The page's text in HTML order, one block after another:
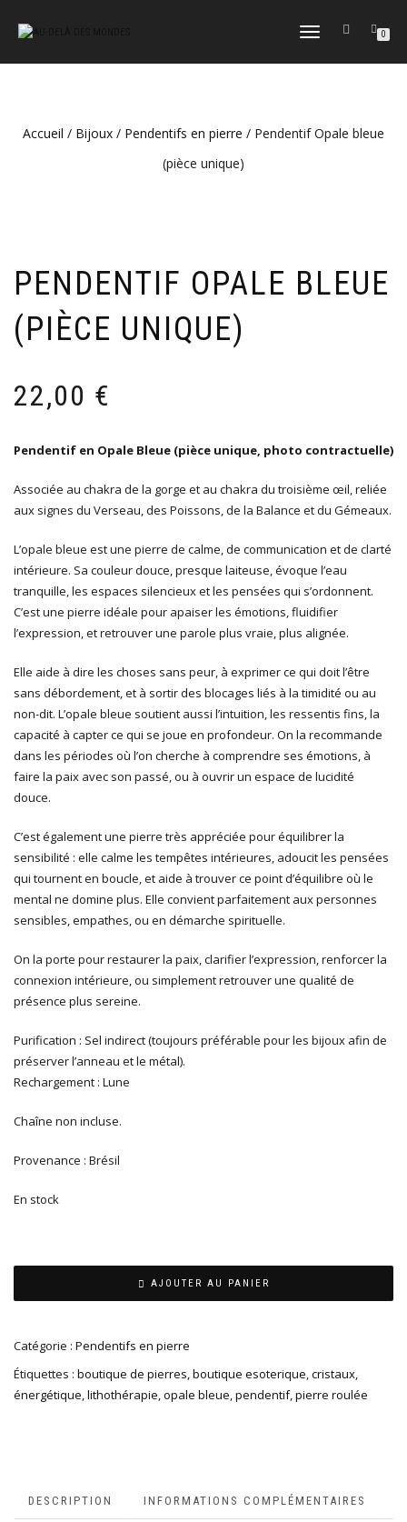
DÉPLIER
NAVIGATION
0
Accueil / Bijoux / Pendentifs en pierre / Pendentif Opale bleue
(pièce unique)
PENDENTIF OPALE BLEUE
(PIÈCE UNIQUE)
22,00 €
Pendentif en Opale Bleue (pièce unique, photo contractuelle)
Associée au chakra de la gorge et au chakra du troisième œil, reliée
aux signes du Verseau, des Poissons, de la Balance et du Gémeaux.
L’opale bleue est une pierre de calme, de communication et de clarté
intérieure. Sa couleur douce, presque laiteuse, évoque l’eau
tranquille, les espaces silencieux et les pensées qui s’ordonnent.
C’est une pierre idéale pour apaiser les émotions, fluidifier
l’expression, et retrouver une parole plus vraie, plus alignée.
Elle aide à dire les choses sans peur, à exprimer ce qui doit l’être
sans débordement, et à sortir des blocages liés à la timidité ou au
non-dit. L’opale bleue soutient aussi l’intuition, les ressentis fins, la
capacité à capter ce qui se joue en profondeur. On la recommande
dans les périodes où l’on cherche à comprendre ses émotions, à
faire la paix avec son passé, ou à ouvrir un espace de lucidité
douce.
C’est également une pierre très appréciée pour équilibrer la
sensibilité : elle calme les tempêtes intérieures, adoucit les pensées
qui tournent en boucle, et aide à trouver ce point d’équilibre où le
mental ne domine plus. Elle convient parfaitement aux personnes
sensibles, empathes, ou en démarche spirituelle.
On la porte pour restaurer la paix, clarifier l’expression, renforcer la
connexion intérieure, ou simplement retrouver une qualité de
présence plus sereine.
Purification : Sel indirect (toujours préférable pour les bijoux afin de
préserver l’anneau et le métal).
Rechargement : Lune
Chaîne non incluse.
Provenance : Brésil
En stock
AJOUTER AU PANIER
Catégorie : Pendentifs en pierre
Étiquettes : boutique de pierres,boutique esoterique,cristaux,
énergétique,lithothérapie,opale bleue,pendentif,pierre roulée
DESCRIPTION INFORMATIONS COMPLÉMENTAIRES